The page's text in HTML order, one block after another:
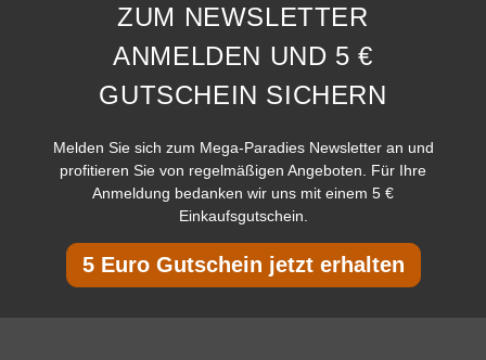
ZUM NEWSLETTER
ANMELDEN UND 5 €
GUTSCHEIN SICHERN
Melden Sie sich zum Mega-Paradies Newsletter an und
profitieren Sie von regelmäßigen Angeboten. Für Ihre
Anmeldung bedanken wir uns mit einem 5 €
Einkaufsgutschein.
5 Euro Gutschein jetzt erhalten